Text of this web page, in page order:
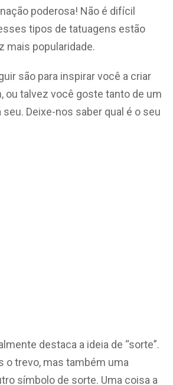
poderosa! Não é difícil
tipos de tatuagens estão
mais popularidade.
são para inspirar você a criar
ou talvez você goste tanto de um
Deixe-nos saber qual é o seu
destaca a ideia de “sorte”.
o trevo, mas também uma
símbolo de sorte. Uma coisa a